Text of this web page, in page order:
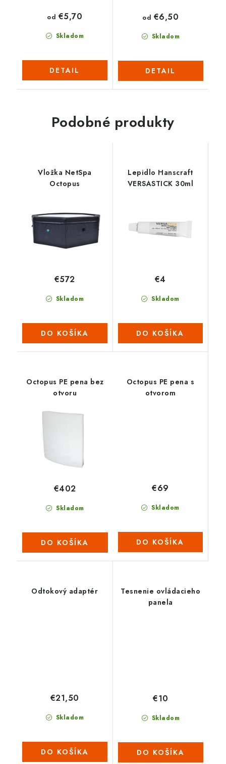
Skladom
od €5,70
DETAIL
Skladom
od €6,50
DETAIL
Podobné produkty
Vložka NetSpa
Octopus
Skladom
€572
DO KOŠÍKA
Lepidlo Hanscraft
VERSASTICK 30ml
Skladom
€4
DO KOŠÍKA
Octopus PE pena bez
otvoru
Skladom
€402
DO KOŠÍKA
Octopus PE pena s
otvorom
Skladom
€69
DO KOŠÍKA
Odtokový adaptér
Skladom
€21,50
DO KOŠÍKA
Tesnenie ovládacieho
panela
Skladom
€10
DO KOŠÍKA